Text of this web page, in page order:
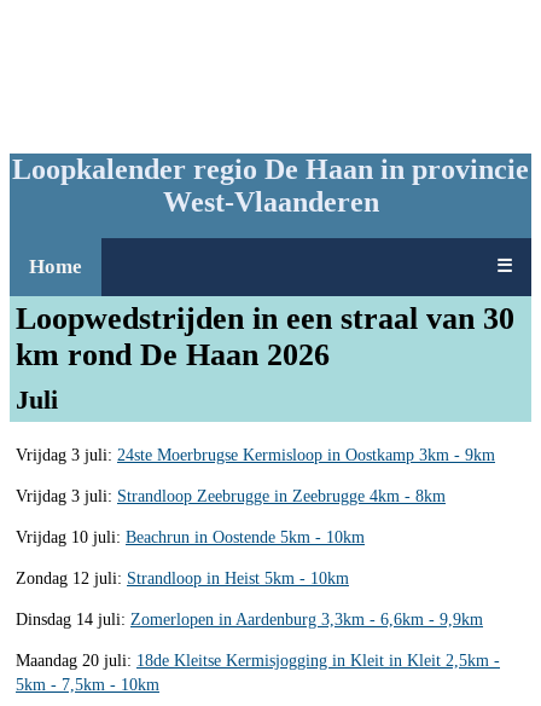
Loopkalender regio De Haan in provincie
West-Vlaanderen
Home ☰
Loopwedstrijden in een straal van 30
km rond De Haan 2026
Juli
Vrijdag 3 juli: 24ste Moerbrugse Kermisloop in Oostkamp 3km - 9km
Vrijdag 3 juli: Strandloop Zeebrugge in Zeebrugge 4km - 8km
Vrijdag 10 juli: Beachrun in Oostende 5km - 10km
Zondag 12 juli: Strandloop in Heist 5km - 10km
Dinsdag 14 juli: Zomerlopen in Aardenburg 3,3km - 6,6km - 9,9km
Maandag 20 juli: 18de Kleitse Kermisjogging in Kleit in Kleit 2,5km -
5km - 7,5km - 10km